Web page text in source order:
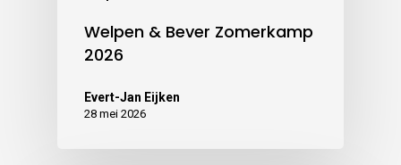
Welpen & Bever Zomerkamp
2026
Evert-Jan Eijken
28 mei 2026